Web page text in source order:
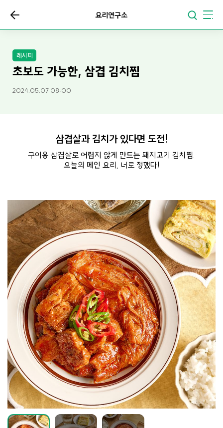
요리연구소
레시피
초보도 가능한, 삼겹 김치찜
2024.05.07 08:00
삼겹살과 김치가 있다면 도전!
구이용 삼겹살로 어렵지 않게 만드는 돼지고기 김치찜.
오늘의 메인 요리, 너로 정했다!